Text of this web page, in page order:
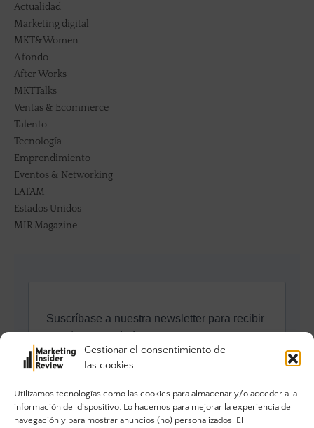
Gestionar el consentimiento de
las cookies
Utilizamos tecnologías como las cookies para almacenar y/o acceder a la
información del dispositivo. Lo hacemos para mejorar la experiencia de
navegación y para mostrar anuncios (no) personalizados. El
Actualidad
Marketing digital
MKT&Women
A fondo
After Works
MKTTalks
Ventas & Ecommerce
Talento
Tecnología
Emprendimiento
Eventos & Networking
LATAM
Estados Unidos
MIR Magazine